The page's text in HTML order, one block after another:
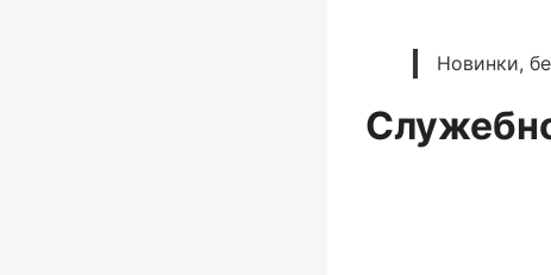
Новинки,